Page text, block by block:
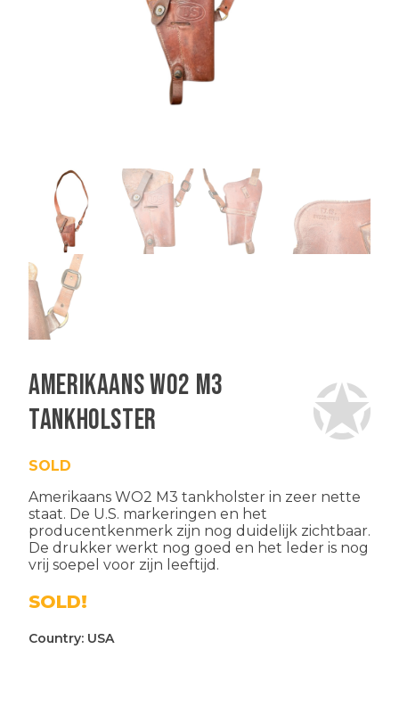
Amerikaans WO2 M3
tankholster
SOLD
Amerikaans WO2 M3 tankholster in zeer nette
staat. De U.S. markeringen en het
producentkenmerk zijn nog duidelijk zichtbaar.
De drukker werkt nog goed en het leder is nog
vrij soepel voor zijn leeftijd.
SOLD!
Country: USA